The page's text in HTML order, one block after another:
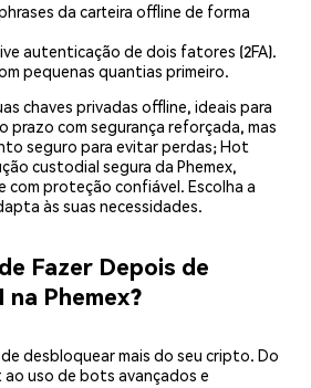
da carteira offline de forma
autenticação de dois fatores (2FA).
pequenas quantias primeiro.
chaves privadas offline, ideais para
prazo com segurança reforçada, mas
seguro para evitar perdas; Hot
custodial segura da Phemex,
com proteção confiável. Escolha a
às suas necessidades.
Fazer Depois de
na Phemex?
desbloquear mais do seu cripto. Do
uso de bots avançados e